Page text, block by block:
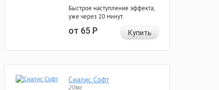
Быстрое наступление эффекта,
уже через 20 минут.
от 65Р Купить
Сиалис Софт
20мг